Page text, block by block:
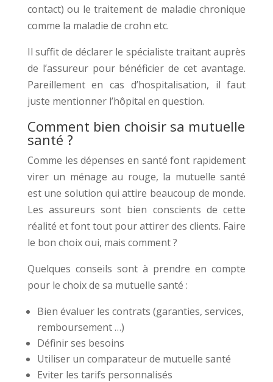
contact) ou le traitement de maladie chronique
comme la maladie de crohn etc.
Il suffit de déclarer le spécialiste traitant auprès
de l’assureur pour bénéficier de cet avantage.
Pareillement en cas d’hospitalisation, il faut
juste mentionner l’hôpital en question.
Comment bien choisir sa mutuelle
santé ?
Comme les dépenses en santé font rapidement
virer un ménage au rouge, la mutuelle santé
est une solution qui attire beaucoup de monde.
Les assureurs sont bien conscients de cette
réalité et font tout pour attirer des clients. Faire
le bon choix oui, mais comment ?
Quelques conseils sont à prendre en compte
pour le choix de sa mutuelle santé :
Bien évaluer les contrats (garanties, services,
remboursement …)
Définir ses besoins
Utiliser un comparateur de mutuelle santé
Eviter les tarifs personnalisés